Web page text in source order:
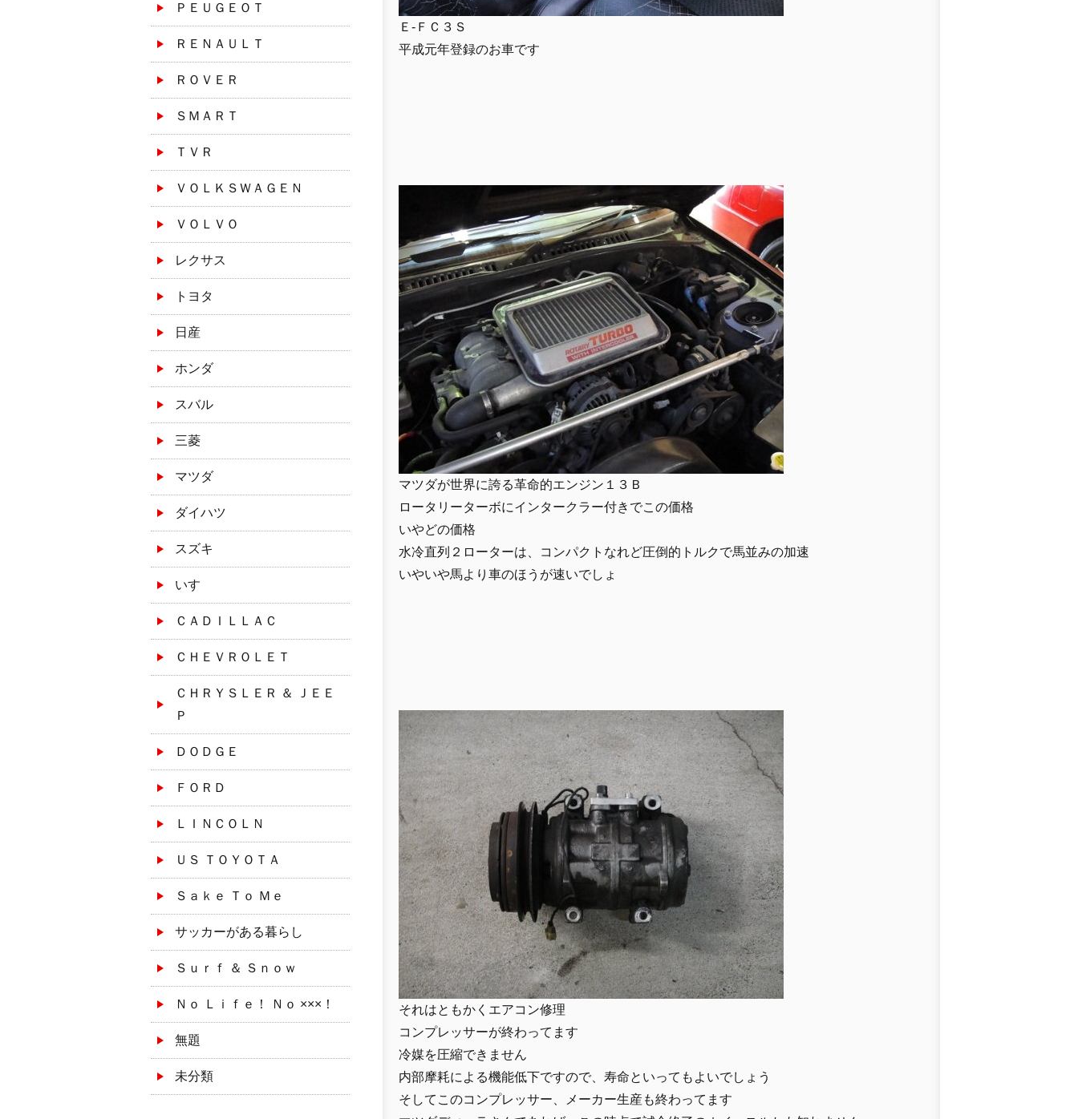
ＰＥＵＧＥＯＴ
ＲＥＮＡＵＬＴ
ＲＯＶＥＲ
ＳＭＡＲＴ
ＴＶＲ
ＶＯＬＫＳＷＡＧＥＮ
ＶＯＬＶＯ
レクサス
トヨタ
日産
ホンダ
スバル
三菱
マツダ
ダイハツ
スズキ
いすゞ
ＣＡＤＩＬＬＡＣ
ＣＨＥＶＲＯＬＥＴ
ＣＨＲＹＳＬＥＲ ＆ ＪＥＥ
Ｐ
ＤＯＤＧＥ
ＦＯＲＤ
ＬＩＮＣＯＬＮ
ＵＳ ＴＯＹＯＴＡ
Ｓａｋｅ Ｔｏ Ｍｅ
サッカーがある暮らし
Ｓｕｒｆ ＆ Ｓｎｏｗ
Ｎｏ Ｌｉｆｅ！ Ｎｏ ×××！
無題
未分類
Ｅ-ＦＣ３Ｓ
平成元年登録のお車です
マツダが世界に誇る革命的エンジン１３Ｂ
ロータリーターボにインタークラー付きでこの価格
いやどの価格
水冷直列２ローターは、コンパクトなれど圧倒的トルクで馬並みの加速
いやいや馬より車のほうが速いでしょ
それはともかくエアコン修理
コンプレッサーが終わってます
冷媒を圧縮できません
内部摩耗による機能低下ですので、寿命といってもよいでしょう
そしてこのコンプレッサー、メーカー生産も終わってます